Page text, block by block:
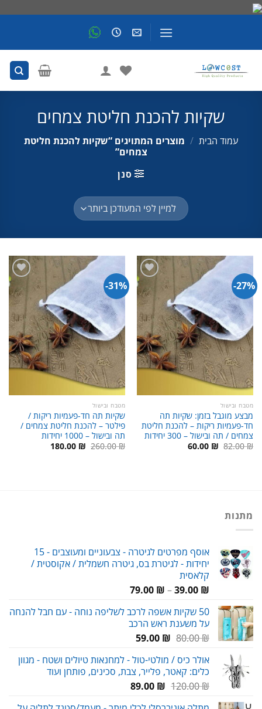
שקיות להכנת חליטת צמחים
עמוד הבית / מוצרים המתויגים “שקיות להכנת חליטת
צמחים”
סנן
27%-
מטבח ובישול
מבצע מוגבל בזמן: שקיות תה
חד-פעמיות ריקות – להכנת חליטת
צמחים / תה ובישול – 300 יחידות
82.00₪ המחיר
המקורי
60.00 ₪ המחיר
31%-
מטבח ובישול
שקיות תה חד-פעמיות ריקות /
פילטר – להכנת חליטת צמחים /
תה ובישול – 1000 יחידות
260.00₪ המחיר
המקורי
180.00 ₪ המחיר
מתנות
אוסף מפרטים לגיטרה - צבעוניים ומעוצבים - 15
יחידות - לגיטרת בס, גיטרה חשמלית / אקוסטית /
קלאסית
39.00 ₪
–
79.00 ₪
טווח
עד
50 שקיות אשפה לרכב לשליפה נוחה - עם חבל להנחה
על משענת ראש הרכב
80.00₪
המחיר
היה:
80.00 ₪.
59.00 ₪
המחיר
הוא:
59.00 ₪.
אולר כיס / מולטי-טול - למחנאות טיולים ושטח - מגוון
כלים: קאטר, פלייר, צבת, סכינים, פותחן ועוד
120.00₪
המחיר89.00 ₪
המחיר